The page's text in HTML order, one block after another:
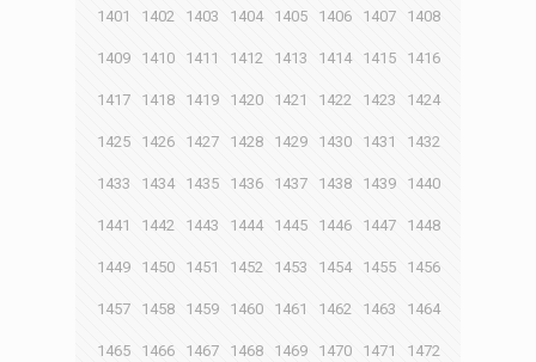
1401 1402 1403 1404 1405 1406 1407 1408
1409 1410 1411 1412 1413 1414 1415 1416
1417 1418 1419 1420 1421 1422 1423 1424
1425 1426 1427 1428 1429 1430 1431 1432
1433 1434 1435 1436 1437 1438 1439 1440
1441 1442 1443 1444 1445 1446 1447 1448
1449 1450 1451 1452 1453 1454 1455 1456
1457 1458 1459 1460 1461 1462 1463 1464
1465 1466 1467 1468 1469 1470 1471 1472